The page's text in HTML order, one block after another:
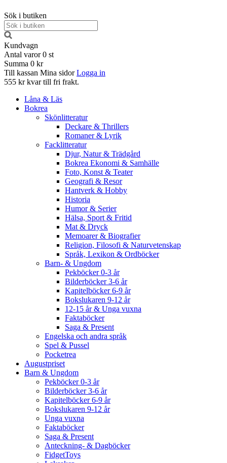
Sök i butiken
Kundvagn
Antal varor 0 st
Summa 0 kr
Till kassan Mina sidor Logga in
555 kr kvar till fri frakt.
Låna & Läs
Bokrea
Skönlitteratur
Deckare & Thrillers
Romaner & Lyrik
Facklitteratur
Djur, Natur & Trädgård
Bokrea Ekonomi & Samhälle
Foto, Konst & Teater
Geografi & Resor
Hantverk & Hobby
Historia
Humor & Serier
Hälsa, Sport & Fritid
Mat & Dryck
Memoarer & Biografier
Religion, Filosofi & Naturvetenskap
Språk, Lexikon & Ordböcker
Barn- & Ungdom
Pekböcker 0-3 år
Bilderböcker 3-6 år
Kapitelböcker 6-9 år
Bokslukaren 9-12 år
12-15 år & Unga vuxna
Faktaböcker
Saga & Present
Engelska och andra språk
Spel & Pussel
Pocketrea
Augustpriset
Barn & Ungdom
Pekböcker 0-3 år
Bilderböcker 3-6 år
Kapitelböcker 6-9 år
Bokslukaren 9-12 år
Unga vuxna
Faktaböcker
Saga & Present
Anteckning- & Dagböcker
FidgetToys